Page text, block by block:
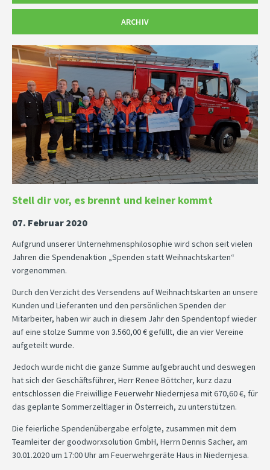
ARCHIV
Stell dir vor, es brennt und keiner kommt
07. Februar 2020
Aufgrund unserer Unternehmensphilosophie wird schon seit vielen
Jahren die Spendenaktion „Spenden statt Weihnachtskarten“
vorgenommen.
Durch den Verzicht des Versendens auf Weihnachtskarten an unsere
Kunden und Lieferanten und den persönlichen Spenden der
Mitarbeiter, haben wir auch in diesem Jahr den Spendentopf wieder
auf eine stolze Summe von 3.560,00 € gefüllt, die an vier Vereine
aufgeteilt wurde.
Jedoch wurde nicht die ganze Summe aufgebraucht und deswegen
hat sich der Geschäftsführer, Herr Renee Böttcher, kurz dazu
entschlossen die Freiwillige Feuerwehr Niedernjesa mit 670,60 €, für
das geplante Sommerzeltlager in Österreich, zu unterstützen.
Die feierliche Spendenübergabe erfolgte, zusammen mit dem
Teamleiter der goodworxsolution GmbH, Herrn Dennis Sacher, am
30.01.2020 um 17:00 Uhr am Feuerwehrgeräte Haus in Niedernjesa.